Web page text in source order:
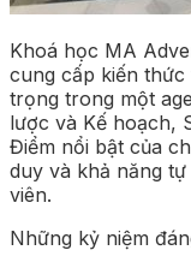
Khoá học MA
cung cấp kiến
trọng trong một
lược và Kế hoạch,
Điểm nổi bật của
duy và khả năng
viên.
Những kỷ niệm